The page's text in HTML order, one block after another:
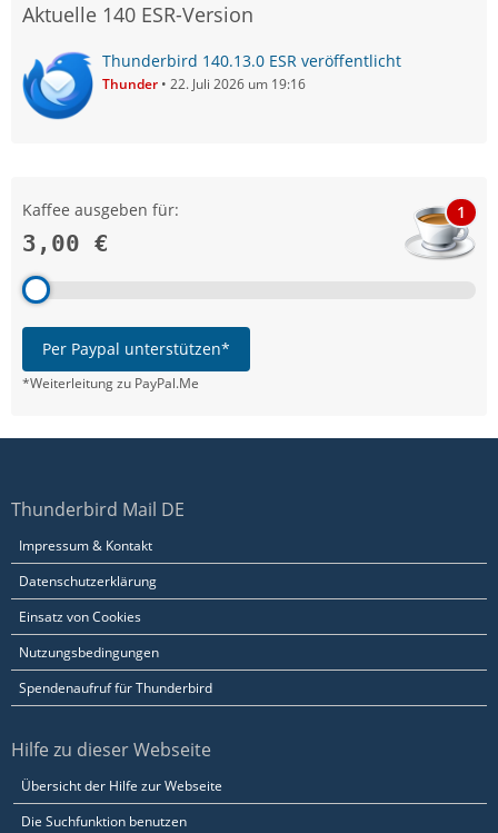
Aktuelle 140 ESR-Version
Thunderbird 140.13.0 ESR veröffentlicht
Thunder 22. Juli 2026 um 19:16
Kaffee ausgeben für:
3,00 €
1
Per Paypal unterstützen*
*Weiterleitung zu PayPal.Me
Thunderbird Mail DE
Impressum & Kontakt
Datenschutzerklärung
Einsatz von Cookies
Nutzungsbedingungen
Spendenaufruf für Thunderbird
Hilfe zu dieser Webseite
Übersicht der Hilfe zur Webseite
Die Suchfunktion benutzen